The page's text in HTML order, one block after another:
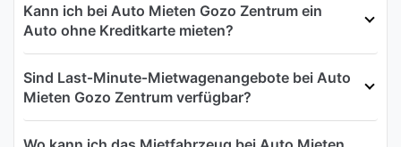
Kann ich bei Auto Mieten Gozo Zentrum ein
Auto ohne Kreditkarte mieten?
Sind Last‑Minute‑Mietwagenangebote bei Auto
Mieten Gozo Zentrum verfügbar?